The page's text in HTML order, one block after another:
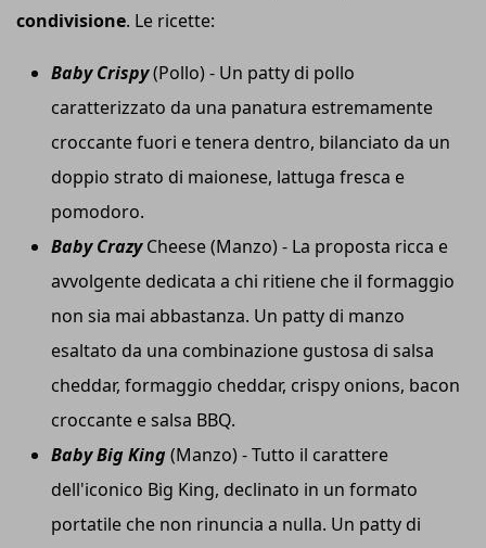
condivisione. Le ricette:
Baby Crispy(Pollo) - Un patty di pollo
caratterizzato da una panatura estremamente
croccante fuori e tenera dentro, bilanciato da un
doppio strato di maionese, lattuga fresca e
pomodoro.
Baby CrazyCheese (Manzo) - La proposta ricca e
avvolgente dedicata a chi ritiene che il formaggio
non sia mai abbastanza. Un patty di manzo
esaltato da una combinazione gustosa di salsa
cheddar, formaggio cheddar, crispy onions, bacon
croccante e salsa BBQ.
Baby Big King (Manzo) - Tutto il carattere
dell'iconico Big King, declinato in un formato
portatile che non rinuncia a nulla. Un patty di